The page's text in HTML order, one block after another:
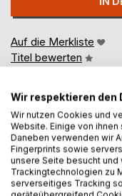
Auf die Merkliste
Titel bewerten
BESCHREIBUNG
Wir respektieren den
Wir nutzen Cookies und
Website. Einige von
Daneben verwenden wir
Fingerprints sowie
unsere Seite besucht
Trackingtechnologien zu
serverseitiges Tracking